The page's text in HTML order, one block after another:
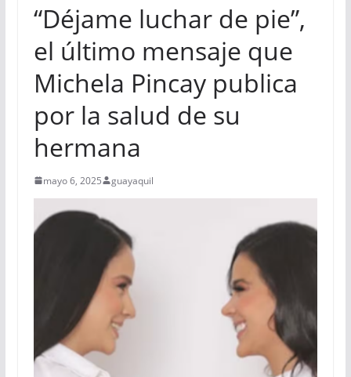
“Déjame luchar de pie”,
el último mensaje que
Michela Pincay publica
por la salud de su
hermana
mayo 6, 2025 guayaquil